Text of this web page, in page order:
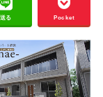
送る Pocket